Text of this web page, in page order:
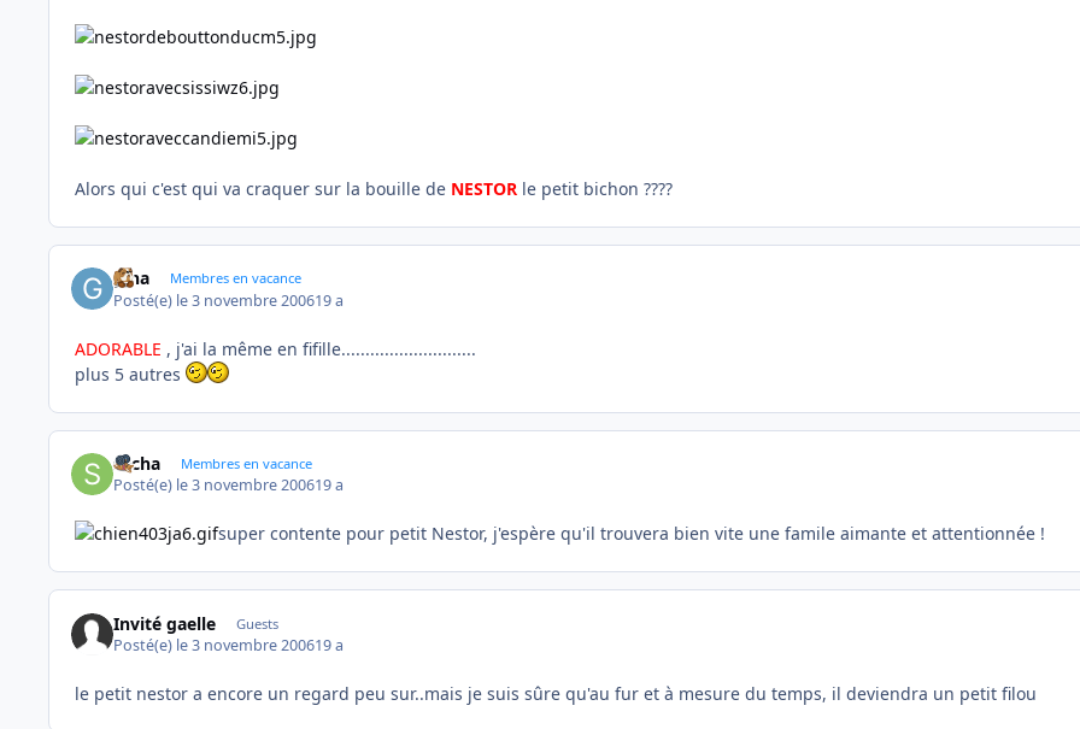
Alors qui c'est qui va craquer sur la bouille de NESTOR le petit bichon ????
gina Membres en vacance
Posté(e) le 3 novembre 200619 a
ADORABLE , j'ai la même en fifille............................
plus 5 autres
sacha Membres en vacance
Posté(e) le 3 novembre 200619 a
super contente pour petit Nestor, j'espère qu'il trouvera bien vite une famile aimante et attentionnée !
Invité gaelle Guests
Posté(e) le 3 novembre 200619 a
le petit nestor a encore un regard peu sur..mais je suis sûre qu'au fur et à mesure du temps, il deviendra un petit filou